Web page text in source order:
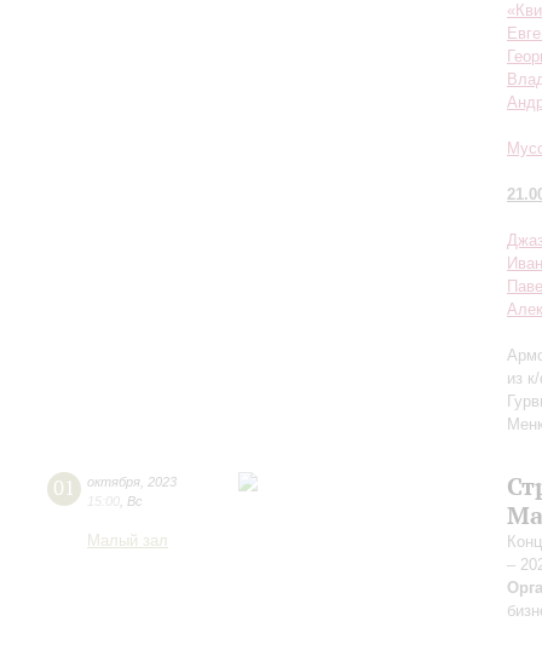
из
01 октября 2023
15:00 Вс
Малый зал
–